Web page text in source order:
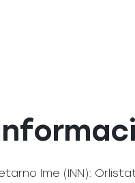
Ime (INN):